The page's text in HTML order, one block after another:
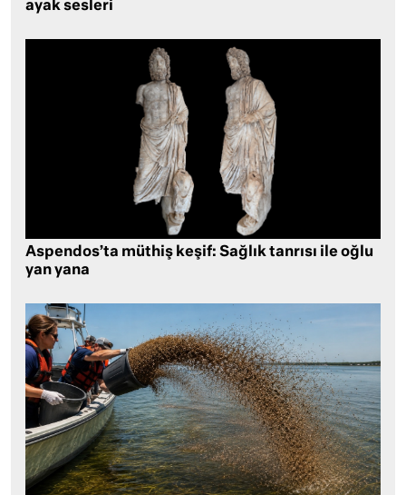
ayak sesleri
Aspendos’ta müthiş keşif: Sağlık tanrısı ile oğlu
yan yana